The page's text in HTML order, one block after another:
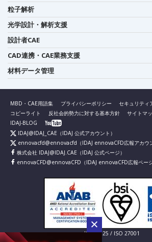
粒子解析
光学設計・解析支援
設計者CAE
CAD連携・CAE業務支援
材料データ管理
MBD・CAE用語集 プライバシーポリシー
セキュリティ
コピーライト
反社会的勢力に対する基本方針 サイトマ
IDAJ-BLOG
IDAJ@IDAJ_CAE （IDAJ 公式アカウント）
ennovacfd@ennovacfd （IDAJ ennovaCFD広報アカウ
株式会社 IDAJ@IDAJ.CAE （IDAJ 公式ページ）
ennovaCFD@ennovaCFD （IDAJ ennovaCFD広報ページ
IS 826725 / ISO 27001